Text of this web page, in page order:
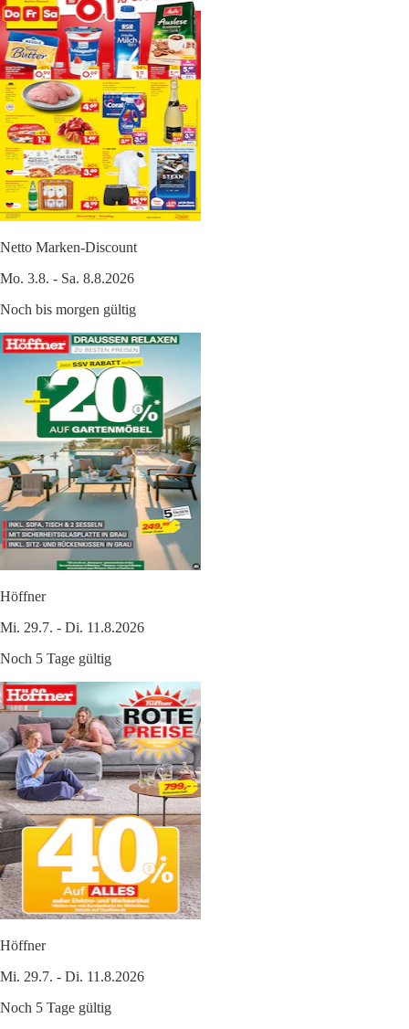
Netto Marken-Discount
Mo. 3.8. - Sa. 8.8.2026
Noch bis morgen gültig
Höffner
Mi. 29.7. - Di. 11.8.2026
Noch 5 Tage gültig
Höffner
Mi. 29.7. - Di. 11.8.2026
Noch 5 Tage gültig